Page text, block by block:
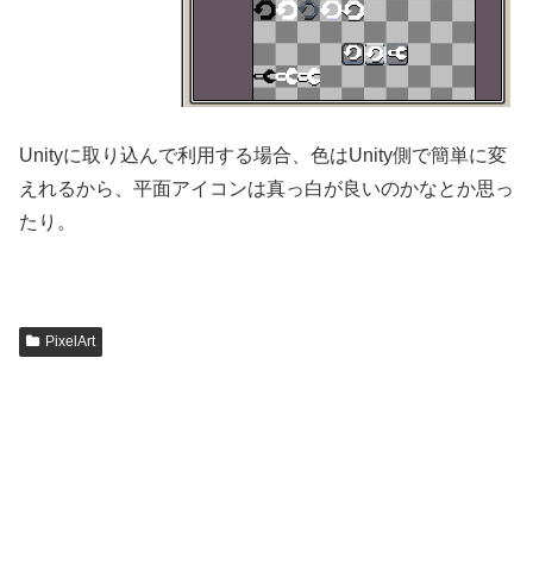
Unityに取り込んで利用する場合、色はUnity側で簡単に変
えれるから、平面アイコンは真っ白が良いのかなとか思っ
たり。
PixelArt